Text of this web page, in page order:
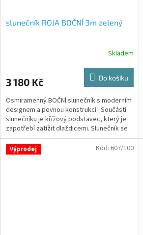
slunečník ROJA BOČNÍ 3m zelený
Skladem
3 180 Kč Do košíku
Osmiramenný BOČNÍ slunečník s moderním
designem a pevnou konstrukcí. Součástí
slunečníku je křížový podstavec, který je
zapotřebí zatížit dlaždicemi. Slunečník se
otevírá...
Výprodej Kód: 607/100